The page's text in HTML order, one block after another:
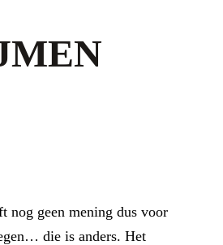
nog geen mening dus voor
die is anders. Het